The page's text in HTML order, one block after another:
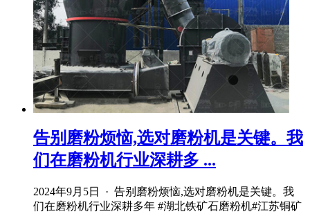
告别磨粉烦恼,选对磨粉机是关键。我
们在磨粉机行业深耕多 ...
2024年9月5日 · 告别磨粉烦恼,选对磨粉机是关键。我
们在磨粉机行业深耕多年 #湖北铁矿石磨粉机#江苏铜矿